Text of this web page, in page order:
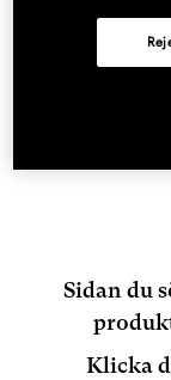
Sidan du
Klicka